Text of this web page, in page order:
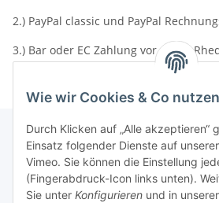
Wie wir Cookies & Co nutzen
Durch Klicken auf „Alle akzeptieren“
Einsatz folgender Dienste auf
Vimeo. Sie können die Einstellung
(Fingerabdruck-Icon links unten).
Sie unter Konfigurieren und in unserer
2.) PayPal classic und PayPal
3.) Bar oder EC Zahlung vor Ort in
Informationen